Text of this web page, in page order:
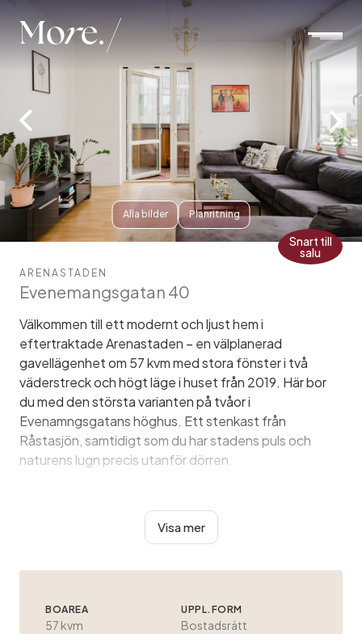
More.
Alla bilder Planritning
Snart till
salu
ARENASTADEN
Evenemangsgatan 40
Välkommen till ett modernt och ljust hem i
eftertraktade Arenastaden – en välplanerad
gavellägenhet om 57 kvm med stora fönster i två
väderstreck och högt läge i huset från 2019. Här bor
du med den största varianten på tvåor i
Evenamngsgatans höghus. Ett stenkast från
Råstasjön, samtidigt som du har stadens puls och
naturens lugn precis utanför dörren.
förvaringsmöjligheter och en genomgående stilren
interiör med ekparkett och ljusa ytskikt. Gavelläget
rymd.
Det sm...
Visa mer
BOAREA
57 kvm
UPPL.FORM
Bostadsrätt